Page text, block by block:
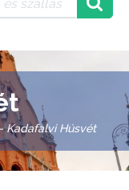
Kadafalvi Húsvét